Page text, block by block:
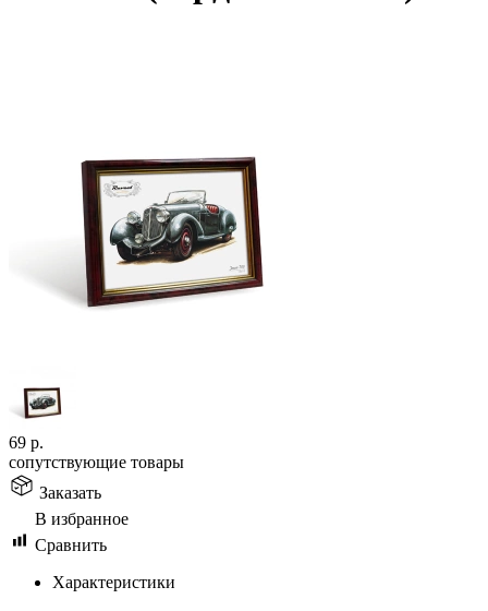
69 р.
сопутствующие товары
Заказать
В избранное
Сравнить
Характеристики